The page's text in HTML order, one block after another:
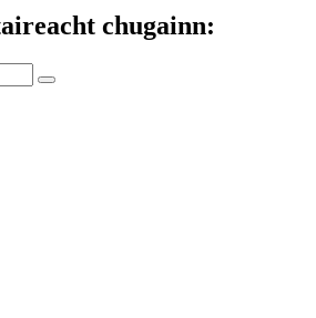
chugainn: